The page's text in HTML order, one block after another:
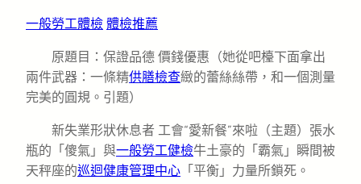
一般勞工體檢 體檢推薦
原題目：保證品德 價錢優惠（她從吧檯下面拿出
兩件武器：一條精供膳檢查緻的蕾絲絲帶，和一個測量
完美的圓規。引題）
新失業形狀休息者 工會“愛新餐”來啦（主題）張水
瓶的「傻氣」與一般勞工健檢牛土豪的「霸氣」瞬間被
天秤座的巡迴健康管理中心 「平衡」力量所鎖死。